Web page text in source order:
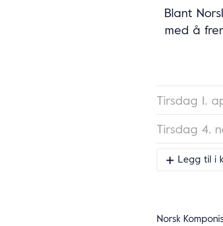
Blant
med å
Tirsdag 1.
Tirsdag 4.
Legg til i
Norsk